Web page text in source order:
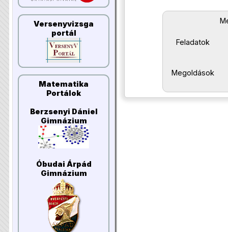
Versenyvizsga
portál
Matematika
Portálok
Berzsenyi Dániel
Gimnázium
Óbudai Árpád
Gimnázium
Feladatok
Megoldások